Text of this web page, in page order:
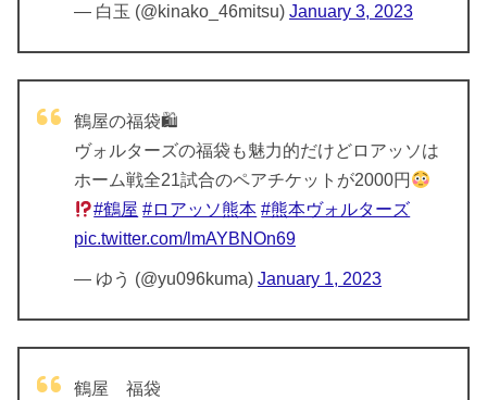
— 白玉 (@kinako_46mitsu) January 3, 2023
鶴屋の福袋🛍
ヴォルターズの福袋も魅力的だけどロアッソは
ホーム戦全21試合のペアチケットが2000円
#鶴屋 #ロアッソ熊本 #熊本ヴォルターズ
pic.twitter.com/lmAYBNOn69
— ゆう (@yu096kuma) January 1, 2023
鶴屋 福袋